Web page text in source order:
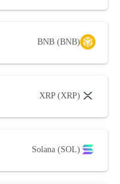
BNB (BNB)
XRP (XRP)
Solana (SOL)